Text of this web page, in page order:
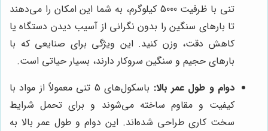
تنی با ظرفیت 5000 کیلوگرم، به شما این امکان را می‌دهند
تا بارهای سنگین را بدون نگرانی از آسیب دیدن دستگاه یا
کاهش دقت، وزن کنید. این ویژگی برای صنایعی که با
بارهای حجیم و سنگین سروکار دارند، بسیار حیاتی است.
دوام و طول عمر بالا:
باسکول‌های 5 تنی معمولاً از مواد با
کیفیت و مقاوم ساخته می‌شوند و برای تحمل شرایط
سخت کاری طراحی شده‌اند. این دوام و طول عمر بالا به